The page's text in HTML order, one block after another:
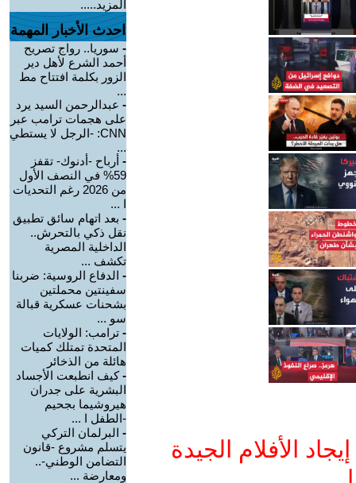
الأفلام الجيدة
المزيد.....
احدث الأخبار المهمة
- سوريا.. رواج تصريح
أحمد الشرع لأهل دير
الزور بكلمة افتتاح مط
...
- عبدالرحمن السيد يرد
على هجمات ترامب عبر
CNN: -الرجل لا يستطي
...
- أرباح -أدنوك- تقفز
59% في النصف الأول
من 2026 رغم التحديات
ا ...
- بعد اتهام سائق تطبيق
نقل ذكي بالتحرش..
الداخلية المصرية
تكشف ...
- الدفاع الروسية: ضربنا
سفينتين محملتين
بشحنات عسكرية قبالة
سو ...
- ترامب: الولايات
المتحدة تمتلك كميات
هائلة من الذخائر
-كيف انطبعت الأجساد
البشرية على جدران
هيروشيما بجحيم
-الطفل ا ...
- البرلمان التركي
يتسلم مشروع -قانون
التضامن الوطني-..
ومعارضة ...